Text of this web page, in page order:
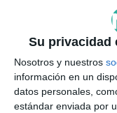
Su privacidad
Nosotros y nuestros
información en un
datos personales,
estándar enviada por